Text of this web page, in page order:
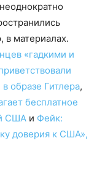
в материалах.
«гадкими и
образе Гитлера,
бесплатное
США и Фейк:
доверия к США»,